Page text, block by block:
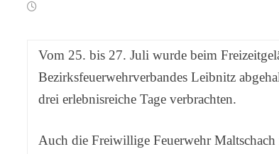
Vom 25. bis 27. Juli wurde beim
Bezirksfeuerwehrverbandes Leibnitz
drei erlebnisreiche Tage verbrachten.
Auch die Freiwillige Feuerwehr